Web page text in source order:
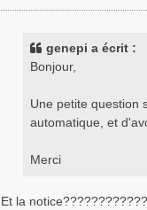
e
genepi a écrit :
Bonjour,
Une petite question
automatique, et
Merci
Et la